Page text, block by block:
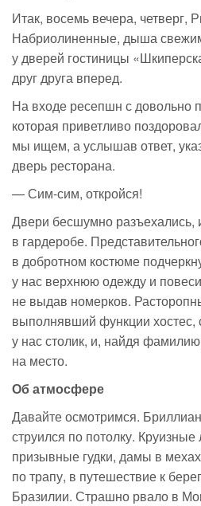
Итак, восемь вечера, четверг,
Набриолиненные, дыша
у дверей гостиницы
друг друга вперед.
На входе ресепшн с довольно
которая приветливо
мы ищем, а услышав ответ,
дверь ресторана.
—Сим-сим, откройся!
Двери бесшумно разъехались,
в гардеробе.
в добротном костюме
у нас верхнюю одежду и
не выдав номерков.
выполнявший функции хостес,
у нас столик, и, найдя
на место.
Об атмосфере
Давайте осмотримся.
струился по потолку.
призывные гудки, дамы в
по трапу, в путешествие к
Бразилии. Страшно рвало в